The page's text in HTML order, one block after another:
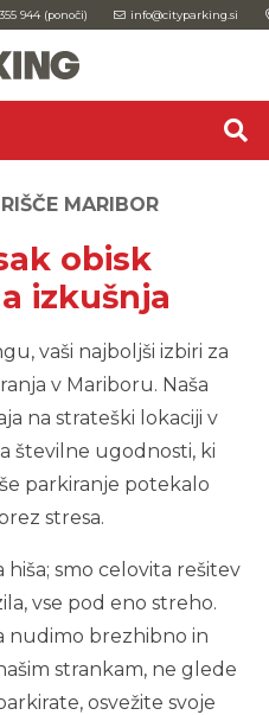
944 (ponoči) info@cityparking.si
MARIBOR
obisk
izkušnja
vaši najboljši izbiri za
v Mariboru. Naša
na strateški lokaciji v
številne ugodnosti, ki
parkiranje potekalo
stresa.
smo celovita rešitev
vse pod eno streho.
nudimo brezhibno in
strankam, ne glede
osvežite svoje